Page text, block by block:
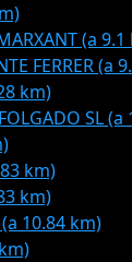
(a
FERRER (a
km)
SL
km)
km)
(a 10.84 km)